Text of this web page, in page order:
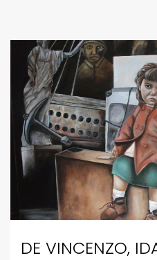
DE VINCENZO,